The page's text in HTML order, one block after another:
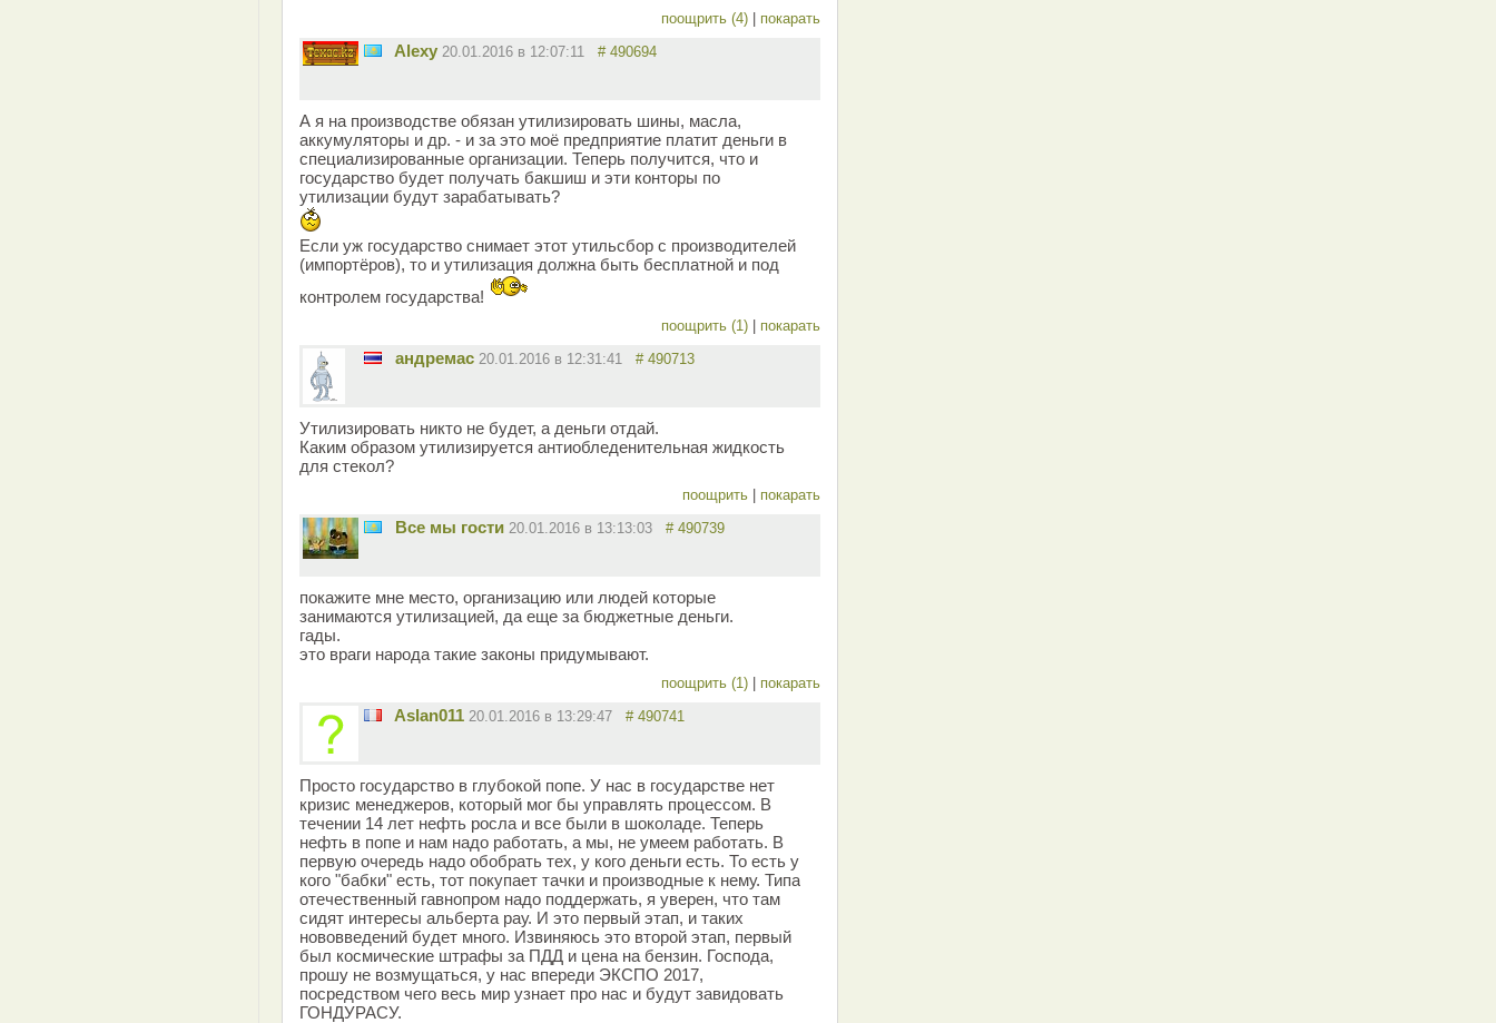
поощрить (4) покарать
Alexy 20.01.2016 в 12:07:11 # 490694
А я на производстве обязан утилизировать шины, масла,
аккумуляторы и др. - и за это моё предприятие платит деньги в
специализированные организации. Теперь получится, что и
государство будет получать бакшиш и эти конторы по
утилизации будут зарабатывать?
Если уж государство снимает этот утильсбор с производителей
(импортёров), то и утилизация должна быть бесплатной и под
контролем государства!
поощрить (1) покарать
андремас 20.01.2016 в 12:31:41 # 490713
Утилизировать никто не будет, а деньги отдай.
Каким образом утилизируется антиобледенительная жидкость
для стекол?
поощрить покарать
Все мы гости 20.01.2016 в 13:13:03 # 490739
покажите мне место, организацию или людей которые
занимаются утилизацией, да еще за бюджетные деньги.
гады.
это враги народа такие законы придумывают.
поощрить (1) покарать
Aslan011 20.01.2016 в 13:29:47 # 490741
Просто государство в глубокой попе. У нас в государстве нет
кризис менеджеров, который мог бы управлять процессом. В
течении 14 лет нефть росла и все были в шоколаде. Теперь
нефть в попе и нам надо работать, а мы, не умеем работать. В
первую очередь надо обобрать тех, у кого деньги есть. То есть у
кого "бабки" есть, тот покупает тачки и производные к нему. Типа
отечественный гавнопром надо поддержать, я уверен, что там
сидят интересы альберта рау. И это первый этап, и таких
нововведений будет много. Извиняюсь это второй этап, первый
был космические штрафы за ПДД и цена на бензин. Господа,
прошу не возмущаться, у нас впереди ЭКСПО 2017,
посредством чего весь мир узнает про нас и будут завидовать
ГОНДУРАСУ.